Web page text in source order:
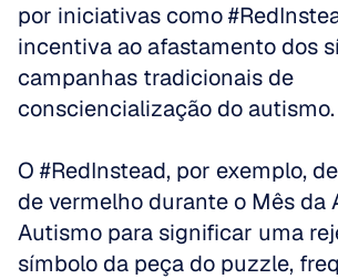
por iniciativas como
incentiva ao afastamento dos
campanhas tradicionais de
consciencialização do autismo.
O #RedInstead, por exemplo,
de vermelho durante o Mês da
Autismo para significar uma
símbolo da peça do puzzle,